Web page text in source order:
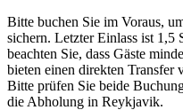
Bitte buchen Sie im Voraus,
sichern. Letzter Einlass ist 1,5
beachten Sie, dass Gäste
bieten einen direkten
Bitte prüfen Sie beide
die Abholung in Reykjavik.